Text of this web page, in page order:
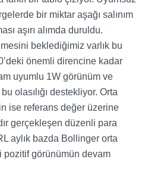
bir miktar aşağı salınım
aşırı alımda duruldu.
beklediğimiz varlık bu
önemli direncine kadar
uyumlu 1W görünüm ve
olasılığı destekliyor. Orta
ise referans değer üzerine
gerçekleşen düzenli para
aylık bazda Bollinger orta
pozitif görünümün devam